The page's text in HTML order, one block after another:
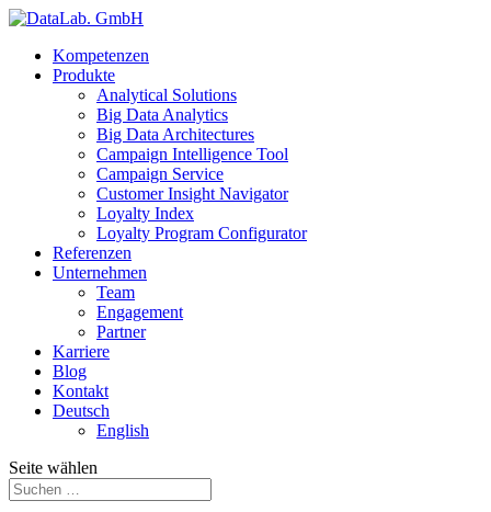
Kompetenzen
Produkte
Analytical Solutions
Big Data Analytics
Big Data Architectures
Campaign Intelligence Tool
Campaign Service
Customer Insight Navigator
Loyalty Index
Loyalty Program Configurator
Referenzen
Unternehmen
Team
Engagement
Partner
Karriere
Blog
Kontakt
Deutsch
English
Seite wählen